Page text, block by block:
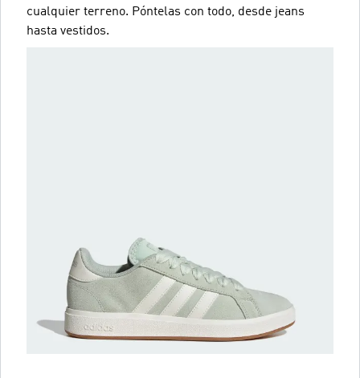
cualquier terreno. Póntelas con todo, desde jeans
hasta vestidos.